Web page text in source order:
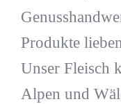
Produkte
Unser Fleisch
Alpen und